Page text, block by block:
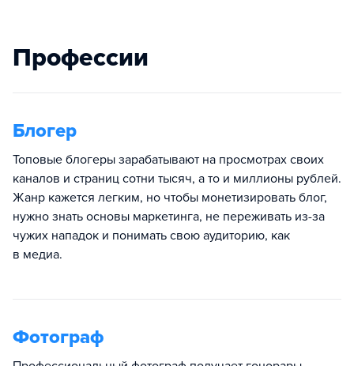
Профессии
Блогер
Топовые блогеры зарабатывают на просмотрах своих
каналов и страниц сотни тысяч, а то и миллионы рублей.
Жанр кажется легким, но чтобы монетизировать блог,
нужно знать основы маркетинга, не переживать из-за
чужих нападок и понимать свою аудиторию, как
в медиа.
Фотограф